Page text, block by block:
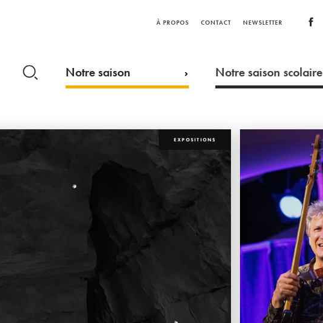
À PROPOS CONTACT NEWSLETTER
Notre saison Notre saison scolaire
EXPOSITIONS